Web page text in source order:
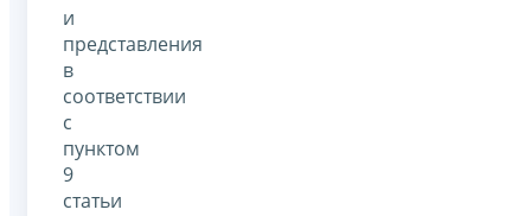
и
представления
в
соответствии
с
пунктом
9
статьи